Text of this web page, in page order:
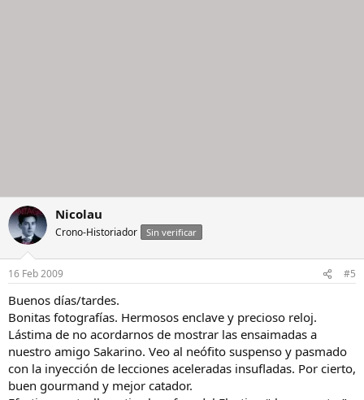
Nicolau
Crono-Historiador Sin verificar
16 Feb 2009 #5
Buenos días/tardes.
Bonitas fotografías. Hermosos enclave y precioso reloj.
Lástima de no acordarnos de mostrar las ensaimadas a
nuestro amigo Sakarino. Veo al neófito suspenso y pasmado
con la inyección de lecciones aceleradas insufladas. Por cierto,
buen gourmand y mejor catador.